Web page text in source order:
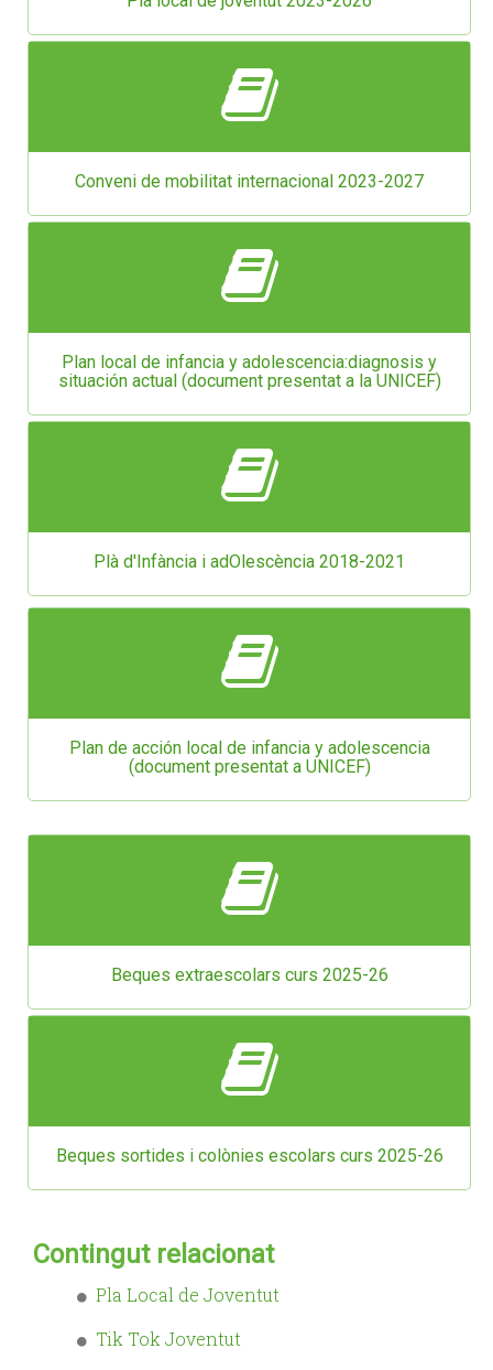
Conveni de mobilitat internacional 2023-2027
Plan local de infancia y adolescencia:diagnosis y
situación actual (document presentat a la UNICEF)
Plà d'Infància i adOlescència 2018-2021
Plan de acción local de infancia y adolescencia
(document presentat a UNICEF)
Beques extraescolars curs 2025-26
Beques sortides i colònies escolars curs 2025-26
Contingut relacionat
Pla Local de Joventut
Tik Tok Joventut